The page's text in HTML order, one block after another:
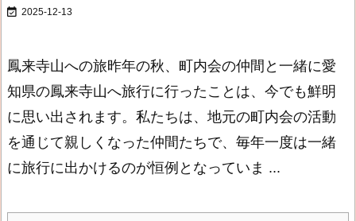
 2025-12-13
鳳来寺山への旅昨年の秋、町内会の仲間と一緒に愛
知県の鳳来寺山へ旅行に行ったことは、今でも鮮明
に思い出されます。私たちは、地元の町内会の活動
を通じて親しくなった仲間たちで、毎年一度は一緒
に旅行に出かけるのが恒例となっていま ...